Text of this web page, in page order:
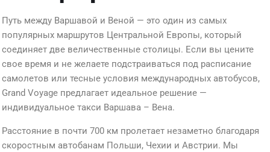
Путь между Варшавой и Веной — это один из самых
популярных маршрутов Центральной Европы, который
соединяет две величественные столицы. Если вы цените
свое время и не желаете подстраиваться под расписание
самолетов или тесные условия международных автобусов,
Grand Voyage предлагает идеальное решение —
индивидуальное такси Варшава – Вена.
Расстояние в почти 700 км пролетает незаметно благодаря
скоростным автобанам Польши, Чехии и Австрии. Мы